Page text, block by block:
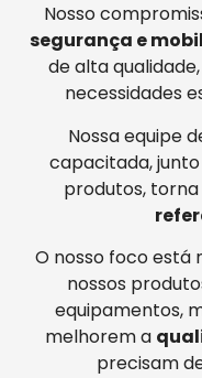
Nosso
segurança e
de alta
necessidades
Nossa equipe
capacitada,
produtos, torna
O nosso foco está
nossos
equipamentos,
melhorem a
precisam